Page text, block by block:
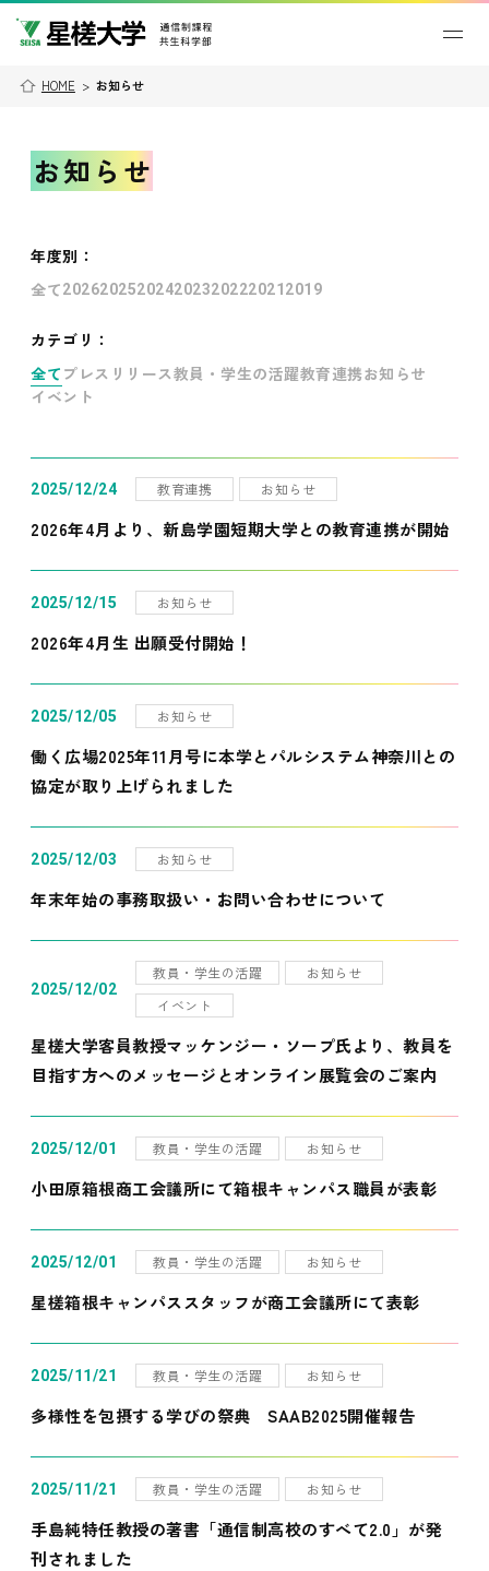
HOME > お知らせ
お知らせ
年度別 ：
全て202620252024202320222021 2019
カテゴリ：
全て プレスリリース教員・学生の活躍教育連携お知らせ
イベント
2025/12/24 教育連携 お知らせ
2026年4月より、新島学園短期大学との教育連携が開始
2025/12/15 お知らせ
2026年4月生 出願受付開始！
2025/12/05 お知らせ
働く広場2025年11月号に本学とパルシステム神奈川との
協定が取り上げられました
2025/12/03 お知らせ
年末年始の事務取扱い・お問い合わせについて
2025/12/02
教員・学生の活躍
お知らせ
イベント
星槎大学客員教授マッケンジー・ソープ氏より、教員を
目指す方へのメッセージとオンライン展覧会のご案内
2025/12/01 教員・学生の活躍 お知らせ
小田原箱根商工会議所にて箱根キャンパス職員が表彰
2025/12/01 教員・学生の活躍 お知らせ
星槎箱根キャンパススタッフが商工会議所にて表彰
2025/11/21 教員・学生の活躍 お知らせ
多様性を包摂する学びの祭典 SAAB2025開催報告
2025/11/21 教員・学生の活躍 お知らせ
手島純特任教授の著書「通信制高校のすべて2.0」が発
刊されました